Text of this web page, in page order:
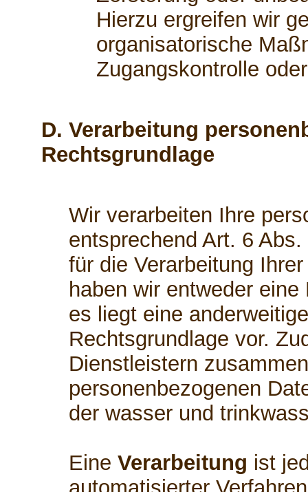
Hierzu ergreifen wir
organisatorische
Zugangskontrolle
D. Verarbeitung
Rechtsgrundlage
Wir verarbeiten Ihre
entsprechend Art. 6
für die Verarbeitung
haben wir entweder
es liegt eine
Rechtsgrundlage vor.
Dienstleistern
personenbezogenen
der wasser und
Eine Verarbeitung ist